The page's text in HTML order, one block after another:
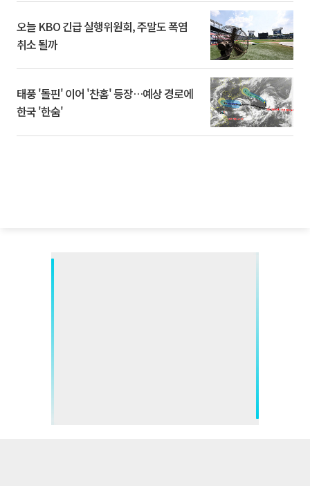
오늘 KBO 긴급 실행위원회, 주말도 폭염
취소 될까
태풍 '돌핀' 이어 '찬홈' 등장…예상 경로에
한국 '한숨'